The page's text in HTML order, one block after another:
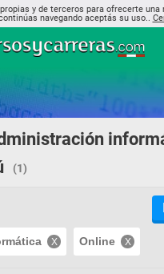
y de terceros para ofrecerte una
navegando aceptás su uso..
(1)
Online